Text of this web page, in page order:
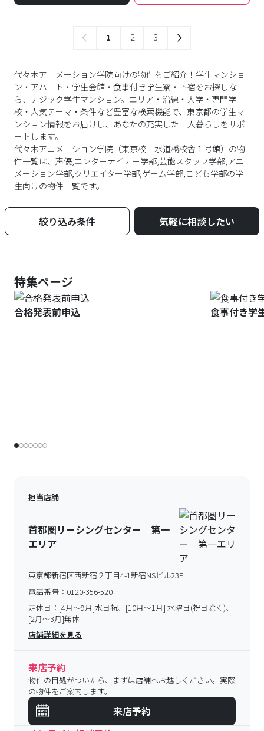
1 2 3
代々木アニメーション学院向けの物件をご紹介！学生マンショ
ン・アパート・学生会館・食事付き学生寮・下宿をお探しな
ら、ナジック学生マンション。エリア・沿線・大学・専門学
校・人気テーマ・条件など豊富な検索機能で、 東京都の学生マ
ンション情報をお届けし、あなたの充実した一人暮らしをサポ
ートします。
代々木アニメーション学院 （東京校 水道橋校舎１号館）の物
件一覧は、 声優,エンターテイナー学部,芸能スタッフ学部,アニ
メーション学部,クリエイター学部,ゲーム学部,こども学部の学
生向けの物件一覧です。
絞り込み条件 気軽に相談したい
特集ページ
合格発表前申込 食事付き学
担当店舗
首都圏リーシングセンター 第一
エリア
東京都新宿区西新宿２丁目4-1新宿NSビル23F
電話番号： 0120-356-520
定休日： [4月～9月]水日祝、[10月～1月] 水曜日(祝日除く)、
[2月～3月]無休
店舗詳細を見る
来店予約
物件の目処がついたら、まずは店舗へお越しください。実際
の物件をご案内します。
来店予約